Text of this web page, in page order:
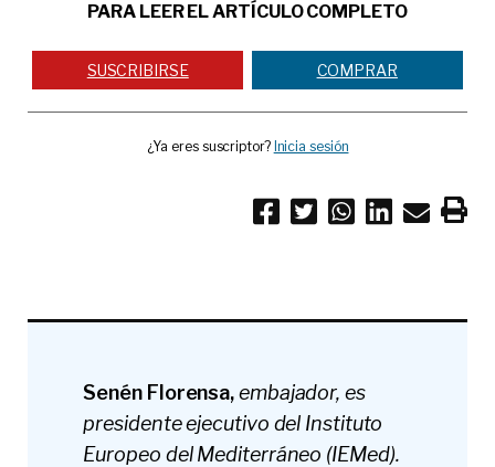
PARA LEER EL ARTÍCULO COMPLETO
SUSCRIBIRSE COMPRAR
¿Ya eres suscriptor? Inicia sesión
Senén Florensa,embajador, es
presidente ejecutivo del Instituto
Europeo del Mediterráneo (IEMed).